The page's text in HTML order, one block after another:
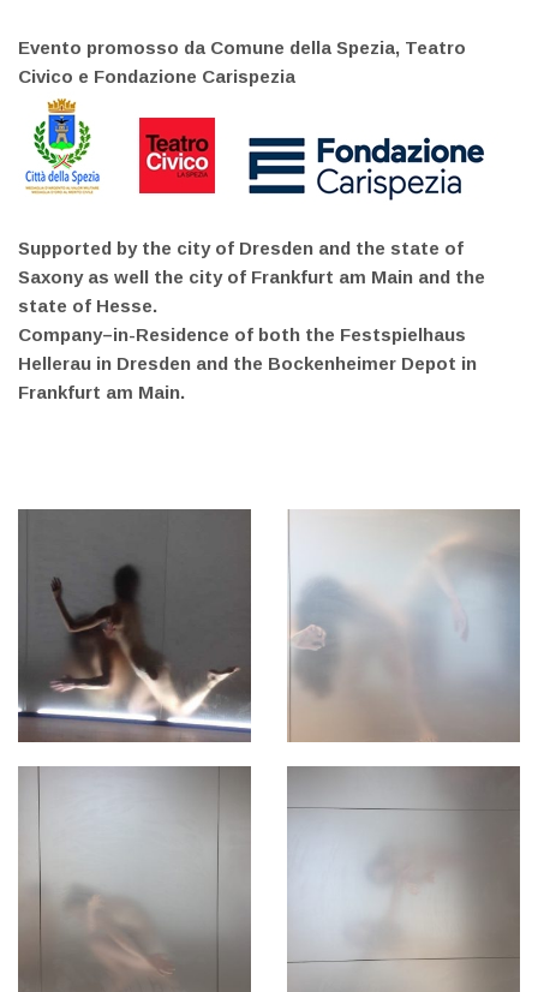
Evento promosso da Comune della Spezia, Teatro
Civico e Fondazione Carispezia
Supported by the city of Dresden and the state of
Saxony as well the city of Frankfurt am Main and the
state of Hesse.
Company–in-Residence of both the Festspielhaus
Hellerau in Dresden and the Bockenheimer Depot in
Frankfurt am Main.